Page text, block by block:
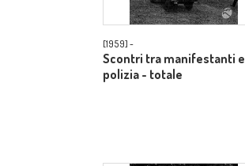
[1959] -
Scontri tra manifestanti e
polizia - totale